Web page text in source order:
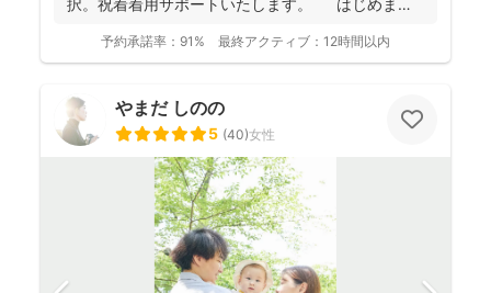
予約承諾率： 91% 最終アクティブ： 12時間以内
やまだ しのの
5 (40)女性